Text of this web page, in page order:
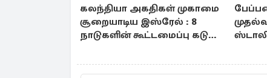
கலந்தியா அகதிகள் முகாமை
சூறையாடிய இஸ்ரேல் : 8
நாடுகளின் கூட்டமைப்பு கடும்